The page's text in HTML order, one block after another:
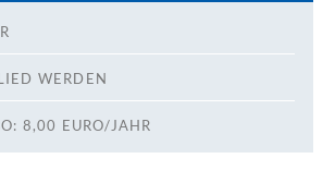
WERDEN
8,00 EURO/JAHR